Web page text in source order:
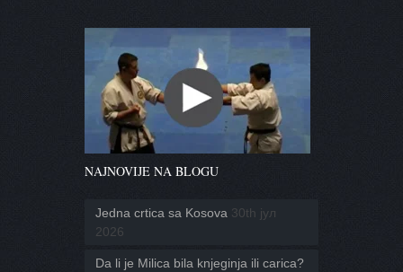
NAJNOVIJE NA BLOGU
Jedna crtica sa Kosova 30th јул
2026
Da li je Milica bila knjeginja ili carica?